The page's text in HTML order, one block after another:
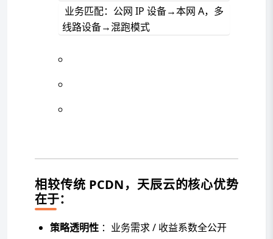
业务匹配：公网 IP 设备→本网 A，多
线路设备→混跑模式
相较传统 PCDN，天辰云的核心优势
在于：
策略透明性 ：业务需求 / 收益系数全公开